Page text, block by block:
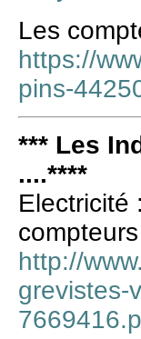
Les
https://
pins-
*** Les
....****
Electricité
http://
grevistes-